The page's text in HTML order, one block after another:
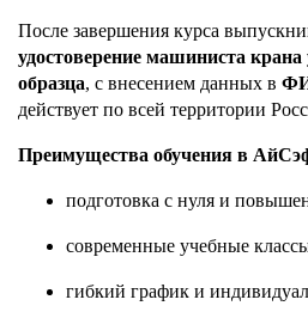
После завершения курса
удостоверение машиниста крана
образца, с внесением данных в
действует по всей территории
Преимущества обучения в
подготовка с нуля и
современные учебные
гибкий график и